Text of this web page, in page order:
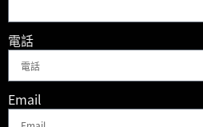
電話
Email